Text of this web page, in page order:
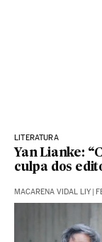
LITERATURA
Yan Lianke:
culpa dos
MACARENA VIDAL LIY